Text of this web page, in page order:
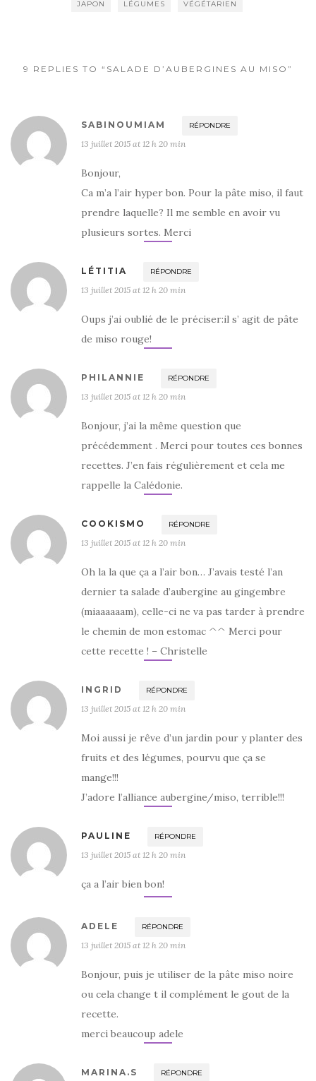
k
JAPON LÉGUMES VÉGÉTARIEN
9 REPLIES TO “SALADE D’AUBERGINES AU MISO”
SABINOUMIAM RÉPONDRE
13 juillet 2015 at 12 h 20 min
Bonjour,
Ca m’a l’air hyper bon. Pour la pâte miso, il faut
prendre laquelle? Il me semble en avoir vu
plusieurs sortes. Merci
LÉTITIA RÉPONDRE
13 juillet 2015 at 12 h 20 min
Oups j’ai oublié de le préciser:il s’ agit de pâte
de miso rouge!
PHILANNIE RÉPONDRE
13 juillet 2015 at 12 h 20 min
Bonjour, j’ai la même question que
précédemment . Merci pour toutes ces bonnes
recettes. J’en fais régulièrement et cela me
rappelle la Calédonie.
COOKISMO RÉPONDRE
13 juillet 2015 at 12 h 20 min
Oh la la que ça a l’air bon… J’avais testé l’an
dernier ta salade d’aubergine au gingembre
(miaaaaaam), celle-ci ne va pas tarder à prendre
le chemin de mon estomac ^^ Merci pour
cette recette ! – Christelle
INGRID RÉPONDRE
13 juillet 2015 at 12 h 20 min
Moi aussi je rêve d’un jardin pour y planter des
fruits et des légumes, pourvu que ça se
mange!!!
J’adore l’alliance aubergine/miso, terrible!!!
PAULINE RÉPONDRE
13 juillet 2015 at 12 h 20 min
ça a l’air bien bon!
ADELE RÉPONDRE
13 juillet 2015 at 12 h 20 min
Bonjour, puis je utiliser de la pâte miso noire
ou cela change t il complément le gout de la
recette.
merci beaucoup adele
MARINA.S RÉPONDRE